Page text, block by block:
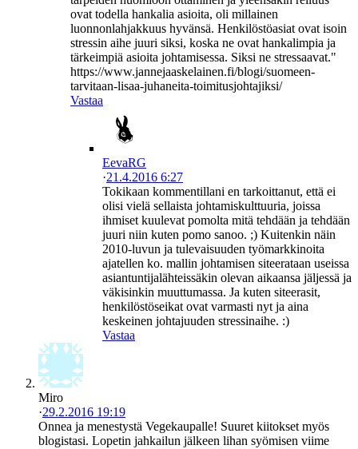
ovat todella hankalia asioita, oli millainen
luonnonlahjakkuus hyvänsä. Henkilöstöasiat ovat isoin
stressin aihe juuri siksi, koska ne ovat hankalimpia ja
tärkeimpiä asioita johtamisessa. Siksi ne stressaavat."
https://www.jannejaaskelainen.fi/blogi/suomeen-
tarvitaan-lisaa-juhaneita-toimitusjohtajiksi/
Vastaa
EevaRG
·21.4.2016 6:27
Tokikaan kommentillani en tarkoittanut, että ei
olisi vielä sellaista johtamiskulttuuria, joissa
ihmiset kuulevat pomolta mitä tehdään ja tehdään
juuri niin kuten pomo sanoo. ;) Kuitenkin näin
2010-luvun ja tulevaisuuden työmarkkinoita
ajatellen ko. mallin johtamisen siteerataan useissa
asiantuntijalähteissäkin olevan aikaansa jäljessä ja
väkisinkin muuttumassa. Ja kuten siteerasit,
henkilöstöseikat ovat varmasti nyt ja aina
keskeinen johtajuuden stressinaihe. :)
Vastaa
Miro
·29.2.2016 19:19
Onnea ja menestystä Vegekaupalle! Suuret kiitokset myös
blogistasi. Lopetin jahkailun jälkeen lihan syömisen viime